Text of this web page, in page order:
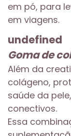
em pó, para
em viagens.
undefined
Goma de
Além da
colágeno,
saúde da
conectivos.
Essa